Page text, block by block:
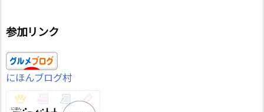
参加リンク
にほんブログ村